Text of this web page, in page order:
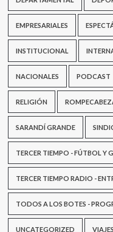
EMPRESARIALES
INSTITUCIONAL
NACIONALES PODCAST
RELIGIÓN
SARANDÍ GRANDE
TERCER TIEMPO - FÚTBOL Y
TERCER TIEMPO RADIO -
TODOS A LOS BOTES -
UNCATEGORIZED VIAJES